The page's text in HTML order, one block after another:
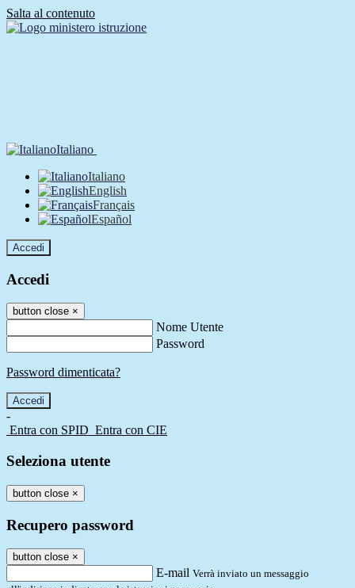
Salta al contenuto
Italiano
Italiano
English
Français
Español
Accedi
Accedi
button close ×
Nome Utente
Password
Password dimenticata?
-
Entra con SPID Entra con CIE
Seleziona utente
button close ×
Recupero password
button close ×
E-mail Verrà inviato un messaggio